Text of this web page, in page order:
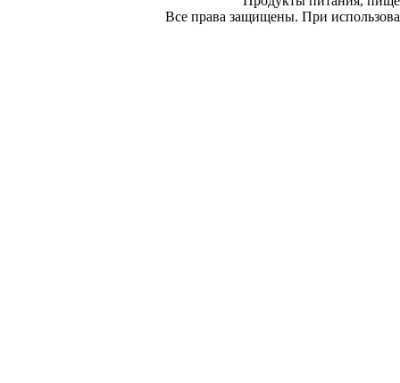
Все права защищены. При